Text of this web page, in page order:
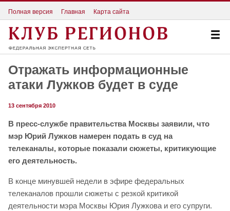
Полная версия Главная Карта сайта
Отражать информационные
атаки Лужков будет в суде
13 сентября 2010
В пресс-службе правительства Москвы заявили, что
мэр Юрий Лужков намерен подать в суд на
телеканалы, которые показали сюжеты, критикующие
его деятельность.
В конце минувшей недели в эфире федеральных
телеканалов прошли сюжеты с резкой критикой
деятельности мэра Москвы Юрия Лужкова и его супруги.